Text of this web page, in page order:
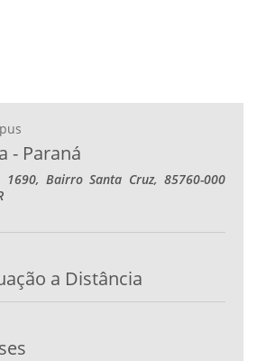
- Paraná
1690, Bairro Santa Cruz, 85760-000
a Distância